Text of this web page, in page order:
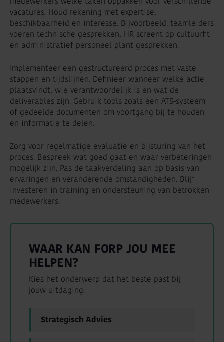
vacatures. Houd rekening met expertise,
beschikbaarheid en interesse. Bijvoorbeeld: teamleiders
voeren technische gesprekken, HR screent op cultuurfit
en administratief personeel plant gesprekken.
Implementeer een gestructureerd proces met vaste
stappen en tijdslijnen. Definieer wanneer welke actie
plaatsvindt, wie verantwoordelijk is en wat de
deliverables zijn. Gebruik tools zoals een ATS-systeem
of gedeelde documenten om voortgang bij te houden
en informatie te delen.
Zorg voor regelmatige evaluatie en bijsturing van het
proces. Bespreek wat goed gaat en waar verbeteringen
mogelijk zijn. Pas de taakverdeling aan op basis van
ervaringen en veranderende omstandigheden. Blijf
investeren in training en ondersteuning van betrokken
medewerkers.
WAAR KAN FORP JOU MEE
HELPEN?
Kies het onderwerp dat het beste past bij
jouw uitdaging.
Strategisch Advies